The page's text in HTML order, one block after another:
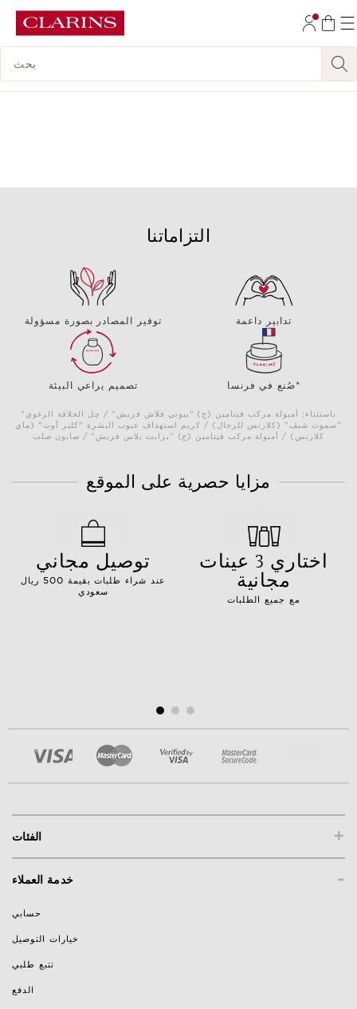
تخط إلى المحتوى
مفتاح البحث
التزاماتنا
توفير المصادر بصورة مسؤولة تدابير داعمة
تصميم يراعي البيئة صُنع في فرنسا*
*باستثناء: أمبولة مركب فيتامين (ج) "بيوتي فلاش فريش" / چل الحلاقة الرغوي
"سموث شيڤ" (كلارنس للرجال) / كريم استهداف عيوب البشرة "كلير آوت" (ماي
كلارنس) / أمبولة مركب فيتامين (ج) "برايت بلاس فريش" / صابون صلب
مزايا حصرية على الموقع
توصيل مجاني
عند شراء طلبات بقيمة 500 ريال
سعودي
اختاري 3 عينات
مجانية
مع جميع الطلبات
+ الفئات
- خدمة العملاء
حسابي
خيارات التوصيل
تتبع طلبي
الدفع